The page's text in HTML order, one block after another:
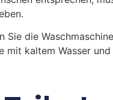
die
mit kaltem Wasser